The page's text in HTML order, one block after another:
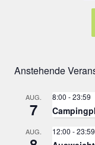
Anstehende
AUG.
7
8:00 -23:59
AUG. 12:00 -23:59